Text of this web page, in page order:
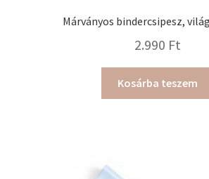
Márványos bindercsipesz,
2.990 Ft
Kosárba teszem